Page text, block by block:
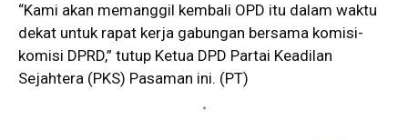
“Kami akan memanggil kembali OPD itu dalam waktu
dekat untuk rapat kerja gabungan bersama komisi-
komisi DPRD,” tutup Ketua DPD Partai Keadilan
Sejahtera (PKS) Pasaman ini. (PT)
*